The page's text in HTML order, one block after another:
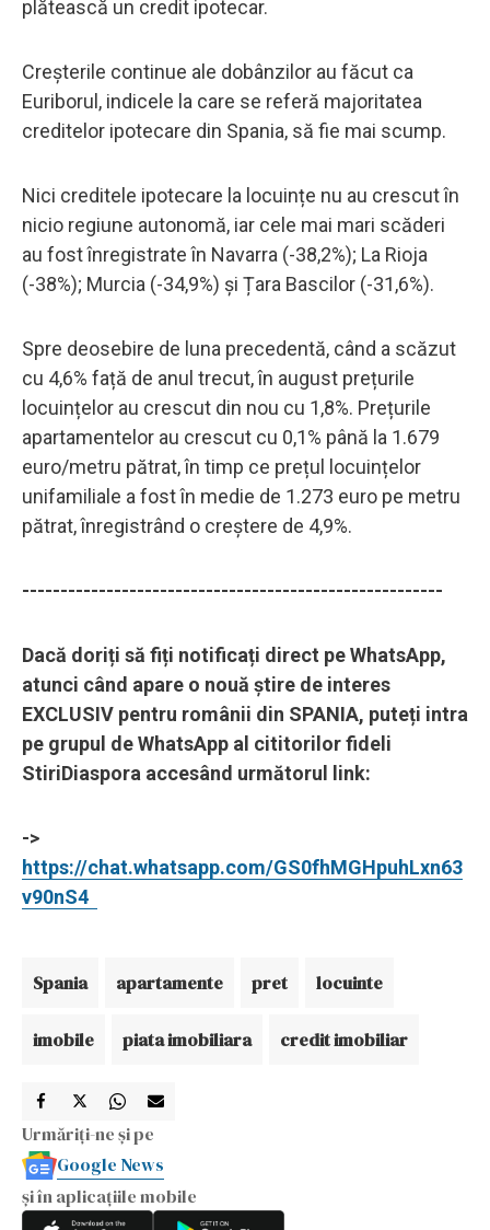
plătească un credit ipotecar.
Creșterile continue ale dobânzilor au făcut ca
Euriborul, indicele la care se referă majoritatea
creditelor ipotecare din Spania, să fie mai scump.
Nici creditele ipotecare la locuințe nu au crescut în
nicio regiune autonomă, iar cele mai mari scăderi
au fost înregistrate în Navarra (-38,2%); La Rioja
(-38%); Murcia (-34,9%) și Țara Bascilor (-31,6%).
Spre deosebire de luna precedentă, când a scăzut
cu 4,6% față de anul trecut, în august prețurile
locuințelor au crescut din nou cu 1,8%. Prețurile
apartamentelor au crescut cu 0,1% până la 1.679
euro/metru pătrat, în timp ce prețul locuințelor
unifamiliale a fost în medie de 1.273 euro pe metru
pătrat, înregistrând o creștere de 4,9%.
-------------------------------------------------------
Dacă doriți să fiți notificați direct pe WhatsApp,
atunci când apare o nouă știre de interes
EXCLUSIV pentru românii din SPANIA, puteți intra
pe grupul de WhatsApp al cititorilor fideli
StiriDiaspora accesând următorul link:
->
https://chat.whatsapp.com/GS0fhMGHpuhLxn63
v90nS4
Spania apartamente pret locuinte
imobile piata imobiliara credit imobiliar
Urmăriți-ne și pe
Google News
și în aplicațiile mobile